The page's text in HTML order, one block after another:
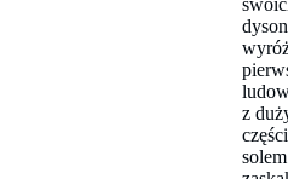
z